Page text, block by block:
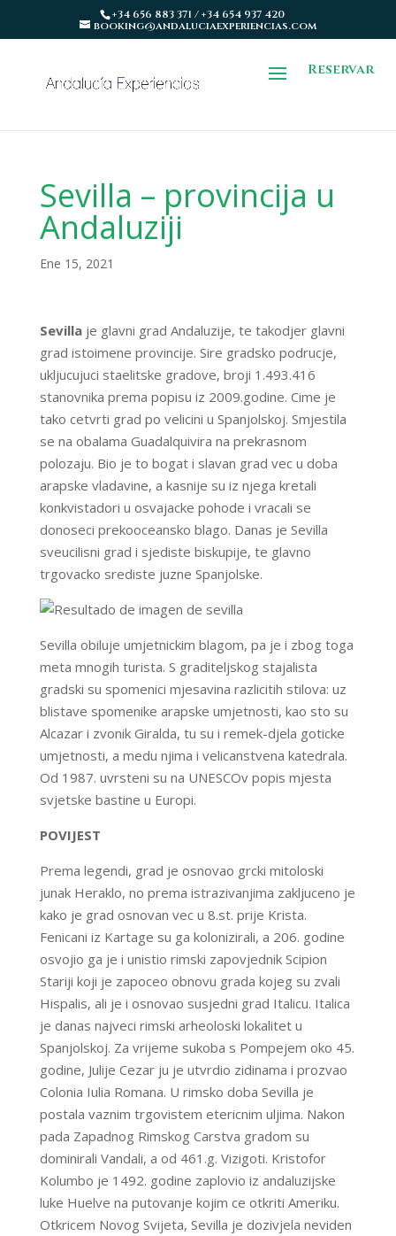
+34 656 883 371 / +34 654 937 420
booking@andaluciaexperiencias.com
Reservar
Sevilla – provincija u
Andaluziji
Ene 15, 2021
Sevillaje glavni grad Andaluzije, te takodjer glavni
grad istoimene provincije. Sire gradsko podrucje,
ukljucujuci staelitske gradove, broji 1.493.416
stanovnika prema popisu iz 2009.godine. Cime je
tako cetvrti grad po velicini u Spanjolskoj. Smjestila
se na obalama Guadalquivira na prekrasnom
polozaju. Bio je to bogat i slavan grad vec u doba
arapske vladavine, a kasnije su iz njega kretali
konkvistadori u osvajacke pohode i vracali se
donoseci prekooceansko blago. Danas je Sevilla
sveucilisni grad i sjediste biskupije, te glavno
trgovacko srediste juzne Spanjolske.
Sevilla obiluje umjetnickim blagom, pa je i zbog toga
meta mnogih turista. S graditeljskog stajalista
gradski su spomenici mjesavina razlicitih stilova: uz
blistave spomenike arapske umjetnosti, kao sto su
Alcazar i zvonik Giralda, tu su i remek-djela goticke
umjetnosti, a medu njima i velicanstvena katedrala.
Od 1987. uvrsteni su na UNESCOv popis mjesta
svjetske bastine u Europi.
POVIJEST
Prema legendi, grad je osnovao grcki mitoloski
junak Heraklo, no prema istrazivanjima zakljuceno je
kako je grad osnovan vec u 8.st. prije Krista.
Fenicani iz Kartage su ga kolonizirali, a 206. godine
osvojio ga je i unistio rimski zapovjednik Scipion
Stariji koji je zapoceo obnovu grada kojeg su zvali
Hispalis, ali je i osnovao susjedni grad Italicu. Italica
je danas najveci rimski arheoloski lokalitet u
Spanjolskoj. Za vrijeme sukoba s Pompejem oko 45.
godine, Julije Cezar ju je utvrdio zidinama i prozvao
Colonia Iulia Romana. U rimsko doba Sevilla je
postala vaznim trgovistem etericnim uljima. Nakon
pada Zapadnog Rimskog Carstva gradom su
dominirali Vandali, a od 461.g. Vizigoti. Kristofor
Kolumbo je 1492. godine zaplovio iz andaluzijske
luke Huelve na putovanje kojim ce otkriti Ameriku.
Otkricem Novog Svijeta, Sevilla je dozivjela neviden